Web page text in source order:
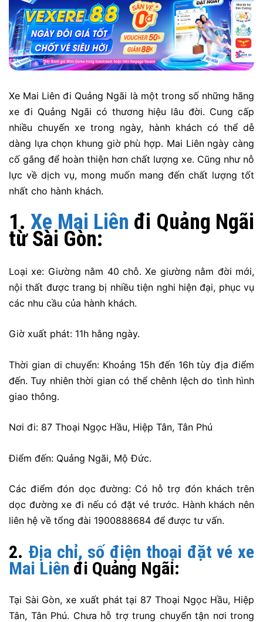
Xe Mai Liên đi Quảng Ngãi là một trong số những hãng
xe đi Quảng Ngãi có thương hiệu lâu đời. Cung cấp
nhiều chuyến xe trong ngày, hành khách có thể dễ
dàng lựa chọn khung giờ phù hợp. Mai Liên ngày càng
cố gắng để hoàn thiện hơn chất lượng xe. Cũng như nỗ
lực về dịch vụ, mong muốn mang đến chất lượng tốt
nhất cho hành khách.
1.Xe Mai Liên đi Quảng Ngãi
từ Sài Gòn:
Loại xe: Giường nằm 40 chỗ. Xe giường nằm đời mới,
nội thất được trang bị nhiều tiện nghi hiện đại, phục vụ
các nhu cầu của hành khách.
Giờ xuất phát: 11h hằng ngày.
Thời gian di chuyển: Khoảng 15h đến 16h tùy địa điểm
đến. Tuy nhiên thời gian có thể chênh lệch do tình hình
giao thông.
Nơi đi: 87 Thoại Ngọc Hầu, Hiệp Tân, Tân Phú
Điểm đến: Quảng Ngãi, Mộ Đức.
Các điểm đón dọc đường: Có hỗ trợ đón khách trên
dọc đường xe đi nếu có đặt vé trước. Hành khách nên
liên hệ về tổng đài 1900888684 để được tư vấn.
2. Địa chỉ, số điện thoại đặt vé xe
Mai Liên đi Quảng Ngãi:
Tại Sài Gòn, xe xuất phát tại 87 Thoại Ngọc Hầu, Hiệp
Tân, Tân Phú. Chưa hỗ trợ trung chuyển tận nơi trong